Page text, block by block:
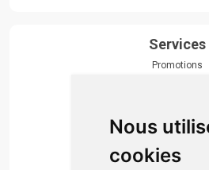
Nous
cookies
Services
Promotions
Actualités &
Événements
Marques